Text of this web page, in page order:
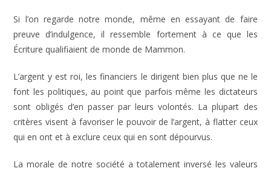
Si l’on regarde notre monde, même en essayant de faire
preuve d’indulgence, il ressemble fortement à ce que les
Écriture qualifiaient de monde de Mammon.
L’argent y est roi, les financiers le dirigent bien plus que ne le
font les politiques, au point que parfois même les dictateurs
sont obligés d’en passer par leurs volontés. La plupart des
critères visent à favoriser le pouvoir de l’argent, à flatter ceux
qui en ont et à exclure ceux qui en sont dépourvus.
La morale de notre société a totalement inversé les valeurs